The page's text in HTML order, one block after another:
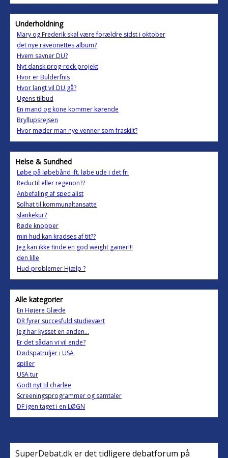
Underholdning
Mary og Frederik skal være forældre sidst i oktober
det nye raveonettes album?
Hvem savner DU?
Nyt dansk prog-rock projekt
Hvor er Bulderfnis
Hvor langt vil DU gå?
Ugens tilbud
En mand og kone kommer kørende
Bryllupsrejsen
Hvor møder man nye venner som fraskilt?
Helse & Sundhed
Løbe på løbebånd ift. løbe ude i det fri
Reductil eller regenon??
Anbefaling af specialist
Solhat til kommunaltansatte
slankekur?
Røde knopper
min hud kan kradses af tit??
Jeg kan ikke finde en god weight gainer!!!
den lille
Hud-problemer Hjælp ?
Alle kategorier
En Højere Glæde
DR fyrer succesfuld studievært
Jeg har kysset en anden...
Er det sådan vi vil ende?
Dødspatruljer i USA
spiller
USA tur
Godt nyt til charlee
Screeningsprogrammer og samtaler
DF igen taget i en LØGN
SuperDebat.dk er det tidligere debatforum på